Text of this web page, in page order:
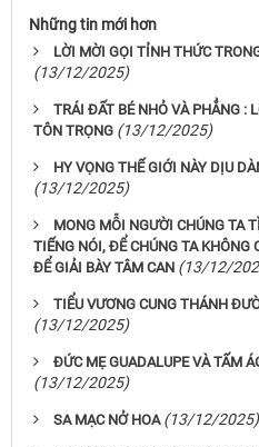
Những tin mới hơn
LỜI MỜI GỌI TỈNH THỨC
(13/12/2025)
TRÁI ĐẤT BÉ NHỎ VÀ PHẲNG :
TÔN TRỌNG (13/12/2025)
HY VỌNG THẾ GIỚI NÀY DỊU
(13/12/2025)
MONG MỖI NGƯỜI CHÚNG TA
TIẾNG NÓI, ĐỂ CHÚNG TA
ĐỂ GIẢI BÀY TÂM CAN (13/12/
TIỂU VƯƠNG CUNG THÁNH
(13/12/2025)
ĐỨC MẸ GUADALUPE VÀ TẤM
(13/12/2025)
SA MẠC NỞ HOA (13/12/2025)